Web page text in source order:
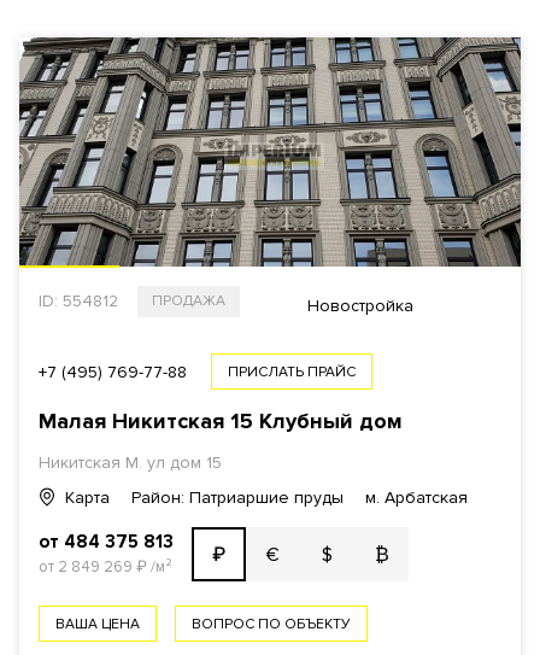
ID: 554812 ПРОДАЖА Новостройка
+7 (495) 769-77-88 ПРИСЛАТЬ ПРАЙС
Малая Никитская 15 Клубный дом
Никитская М. ул дом 15
Карта
Район: Патриаршие пруды м. Арбатская
от 484 375 813
от 2 849 269 ₽/м² ₽ € $ ₿
ВАША ЦЕНА ВОПРОС ПО ОБЪЕКТУ